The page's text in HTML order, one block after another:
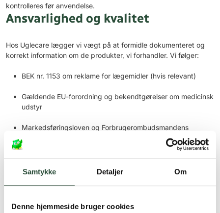
Samtykke Detaljer Om
Denne hjemmeside bruger cookies
kontrolleres før anvendelse.
Ansvarlighed og kvalitet
Hos Uglecare lægger vi vægt på at formidle dokumenteret og
korrekt information om de produkter, vi forhandler. Vi følger:
BEK nr. 1153 om reklame for lægemidler (hvis relevant)
Gældende EU-forordning og bekendtgørelser om medicinsk
udstyr
Markedsføringsloven og Forbrugerombudsmandens
vejledninger
Vi anvender ikke sundhedsanprisninger, der ikke er tilladte, og vi
undgår overdrivelser eller vildledende udsagn. Vores
som producent og myndigheder tillader i markedsføring af